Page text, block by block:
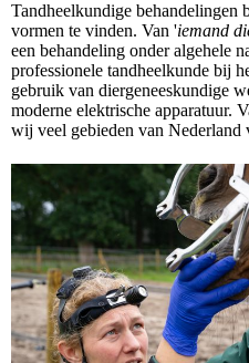
Tandheelkundige behandelingen
vormen te vinden. Van 'iemand
een behandeling onder algehele
professionele tandheelkunde bij
gebruik van diergeneeskundige
moderne elektrische apparatuur.
wij veel gebieden van Nederland